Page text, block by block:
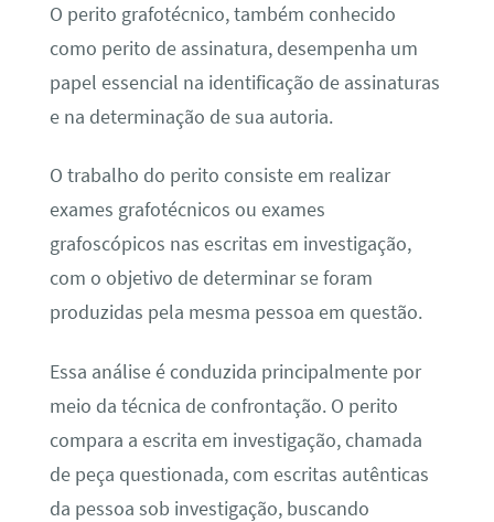
O perito grafotécnico, também conhecido
como perito de assinatura, desempenha um
papel essencial na identificação de assinaturas
e na determinação de sua autoria.
O trabalho do perito consiste em realizar
exames grafotécnicos ou exames
grafoscópicos nas escritas em investigação,
com o objetivo de determinar se foram
produzidas pela mesma pessoa em questão.
Essa análise é conduzida principalmente por
meio da técnica de confrontação. O perito
compara a escrita em investigação, chamada
de peça questionada, com escritas autênticas
da pessoa sob investigação, buscando